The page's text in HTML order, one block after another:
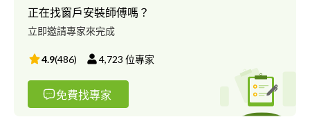
正在找窗戶安裝師傅嗎？
立即邀請專家來完成
4.9(486) 4,723 位專家
免費找專家